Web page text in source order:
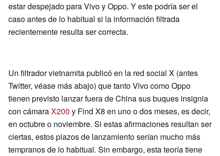
estar despejado para Vivo y Oppo. Y este podría ser el
caso antes de lo habitual si la información filtrada
recientemente resulta ser correcta.
Un filtrador vietnamita publicó en la red social X (antes
Twitter, véase más abajo) que tanto Vivo como Oppo
tienen previsto lanzar fuera de China sus buques insignia
con cámaraX200 y Find X8 en uno o dos meses, es decir,
en octubre o noviembre. Si estas afirmaciones resultan ser
ciertas, estos plazos de lanzamiento serían mucho más
tempranos de lo habitual. Sin embargo, esta teoría tiene